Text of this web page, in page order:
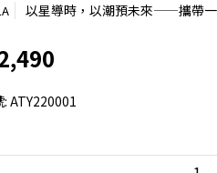
以星導時，以潮預未來——攜帶
:ATY220001